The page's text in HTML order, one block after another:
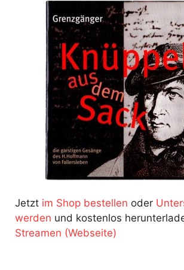
Jetzt im Shop bestellen oder
werden und kostenlos
Streamen (Webseite)